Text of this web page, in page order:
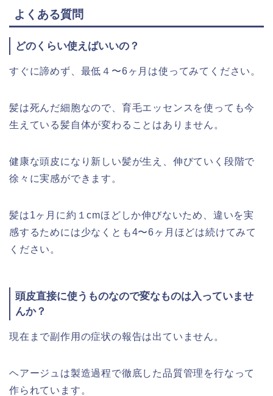
よくある質問
どのくらい使えばいいの？
すぐに諦めず、最低４〜6ヶ月は使ってみてください。
髪は死んだ細胞なので、育毛エッセンスを使っても今
生えている髪自体が変わることはありません。
健康な頭皮になり新しい髪が生え、伸びていく段階で
徐々に実感ができます。
髪は1ヶ月に約１cmほどしか伸びないため、違いを実
感するためには少なくとも4〜6ヶ月ほどは続けてみて
ください。
頭皮直接に使うものなので変なものは入っていませ
んか？
現在まで副作用の症状の報告は出ていません。
ヘアージュは製造過程で徹底した品質管理を行なって
作られています。